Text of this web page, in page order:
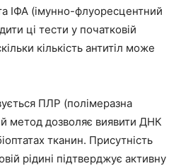
ІФА (імунно-флуоресцентний
ці тести у початковій
кількість антитіл може
ПЛР (полімеразна
метод дозволяє виявити ДНК
тканин. Присутність
рідині підтверджує активну